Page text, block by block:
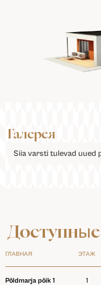
Галерея
Siia varsti tulevad uued
ГЛАВНАЯ ЭТАЖ
Põldmarja põik 1 1